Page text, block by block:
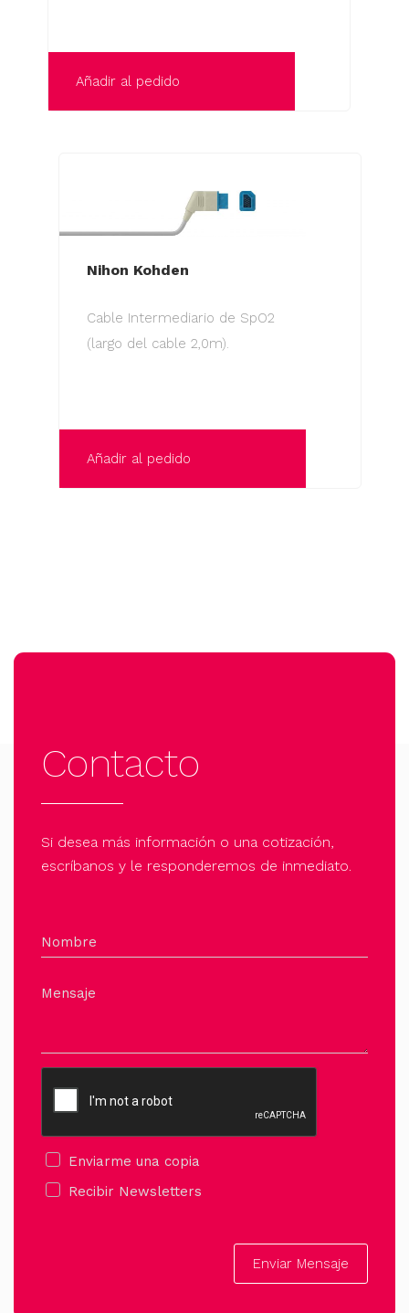
Añadir al pedido
Nihon Kohden
Cable Intermediario de SpO2
(largo del cable 2,0m).
Añadir al pedido
Contacto
Si desea más información o una cotización,
escríbanos y le responderemos de inmediato.
Nombre
Mensaje
Enviarme una copia
Recibir Newsletters
Enviar Mensaje